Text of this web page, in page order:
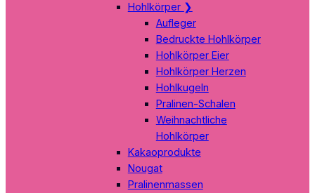
Hohlkörper ❯
Aufleger
Bedruckte Hohlkörper
Hohlkörper Eier
Hohlkörper Herzen
Hohlkugeln
Pralinen-Schalen
Weihnachtliche
Hohlkörper
Kakaoprodukte
Nougat
Pralinenmassen